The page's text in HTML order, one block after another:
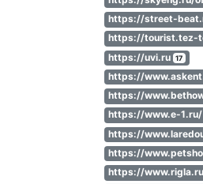
https://street-
https://tourist.tez-
https://uvi.ru 17
https://
https://
https://www.e-1.ru/
https://
https://
https://